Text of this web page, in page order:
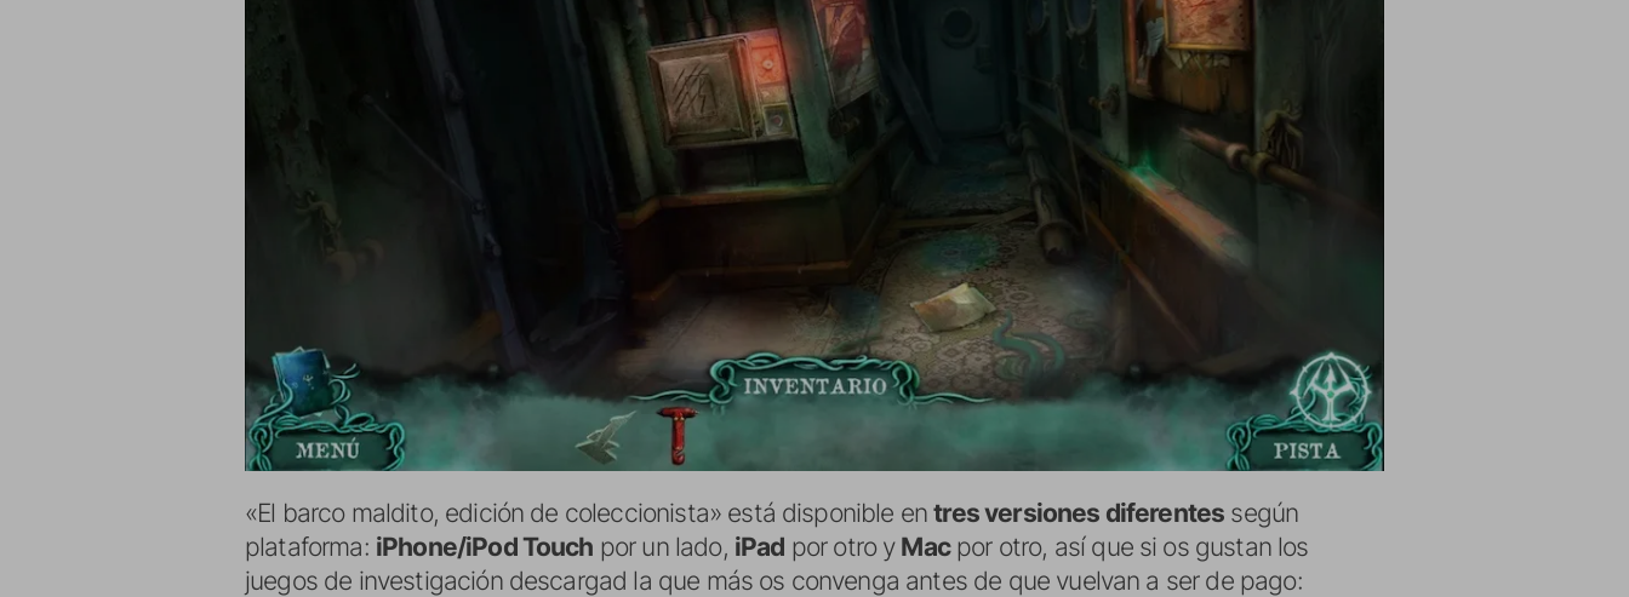
«El barco maldito, edición de coleccionista» está disponible entres versiones diferentes según
plataforma: iPhone/iPod Touch por un lado, iPad por otro y Macpor otro, así que si os gustan los
juegos de investigación descargad la que más os convenga antes de que vuelvan a ser de pago: